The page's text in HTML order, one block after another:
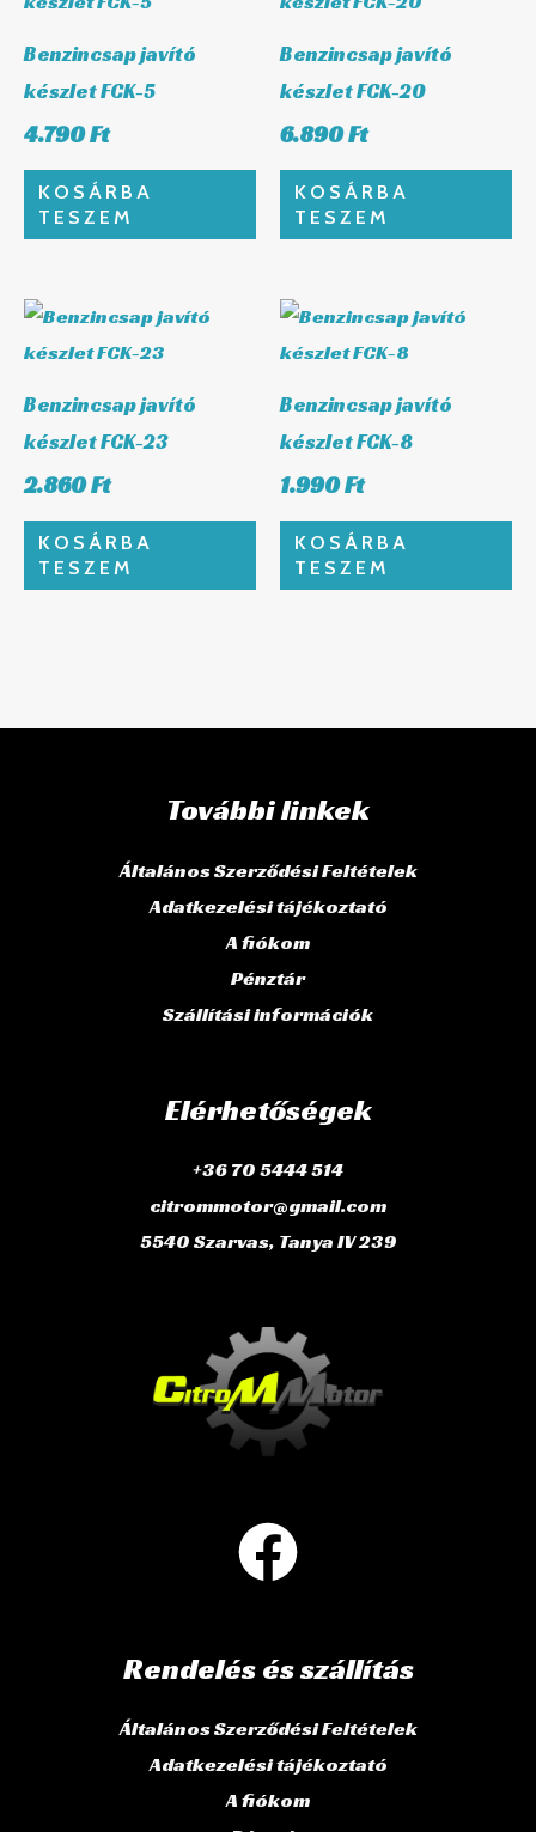
Benzincsap javító
készlet FCK-5
4.790Ft
KOSÁRBA
TESZEM
Benzincsap javító
készlet FCK-20
6.890Ft
KOSÁRBA
TESZEM
Benzincsap javító
készlet FCK-23
2.860Ft
KOSÁRBA
TESZEM
Benzincsap javító
készlet FCK-8
1.990Ft
KOSÁRBA
TESZEM
További linkek
Általános Szerződési Feltételek
Adatkezelési tájékoztató
A fiókom
Pénztár
Szállítási információk
Elérhetőségek
+36 70 5444 514
citrommotor@gmail.com
5540 Szarvas, Tanya IV 239
Rendelés és szállítás
Általános Szerződési Feltételek
Adatkezelési tájékoztató
A fiókom